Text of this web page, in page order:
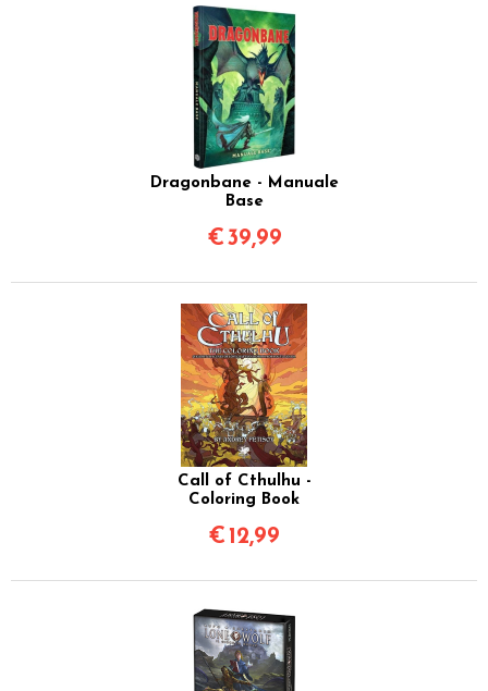
Dragonbane - Manuale
Base
€39,99
Call of Cthulhu -
Coloring Book
€ 12,99